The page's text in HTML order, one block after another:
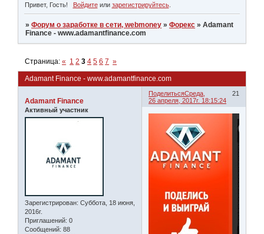
Привет, Гость! Войдитеили зарегистрируйтесь.
»Форум о заработке в сети, webmoney »Форекс »Adamant
Finance - www.adamantfinance.com
Adamant Finance - www.adamantfinance.com
Страница:« 1 2 3 4 5 6 7 »
Поделиться 21
Среда,
26 апреля, 2017г. 18:15:24
Adamant Finance
Активный участник
Зарегистрирован: Суббота, 18 июня,
2016г.
Приглашений: 0
Сообщений: 88